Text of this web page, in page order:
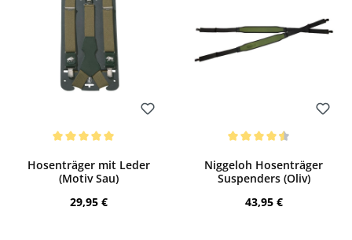
Bewerten
Hosenträger mit Leder
(Motiv Sau)
Regulärer Preis:
29,95 €
Bewerten
Niggeloh Hosenträger
Suspenders (Oliv)
Regulärer Preis:
43,95 €